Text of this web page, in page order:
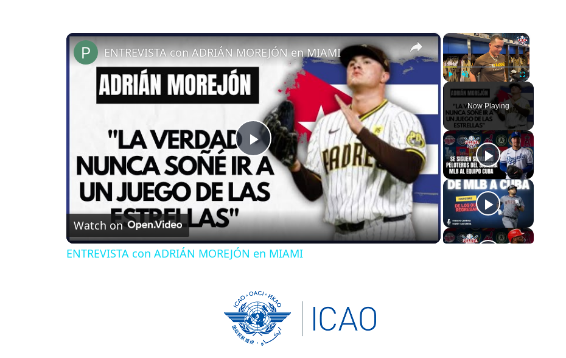
×
Fullscreen
Now Playing
×
P
l
a
V
i
ENTREVISTA con ADRIÁN MOREJÓN en MIAMI
Watch on
ENTREVISTA con ADRIÁN MOREJÓN en MIAMI